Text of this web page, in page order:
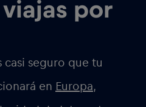
por
casi seguro que tu
en Europa,